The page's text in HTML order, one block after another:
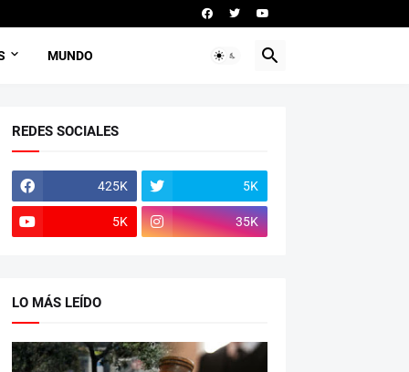
MUNDO
REDES SOCIALES
425K 5K
5K 35K
LO MÁS LEÍDO